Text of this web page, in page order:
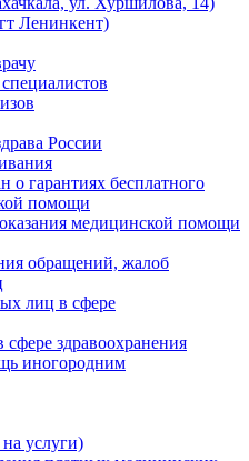
Ленинкент)
России
о гарантиях бесплатного
помощи
медицинской помощи
обращений, жалоб
лиц в сфере
здравоохранения
иногородним
услуги)